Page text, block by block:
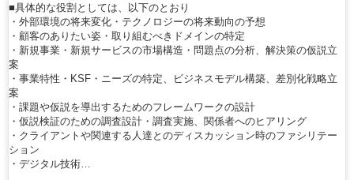
■具体的な役割としては、以下のとおり
・外部環境の将来変化・テクノロジーの将来動向の予想
・顧客のありたい姿・取り組むべきドメインの特定
・新規事業・新規サービスの市場構造・問題点の分析、解決策の仮説立
案
・事業特性・KSF・ニーズの特定、ビジネスモデル構築、差別化戦略立
案
・課題や仮説を導出するためのフレームワークの設計
・仮説検証のための調査設計・調査実施、関係者へのヒアリング
・クライアントや関連する人達とのディスカッション時のファシリテー
ション
・デジタル技術…